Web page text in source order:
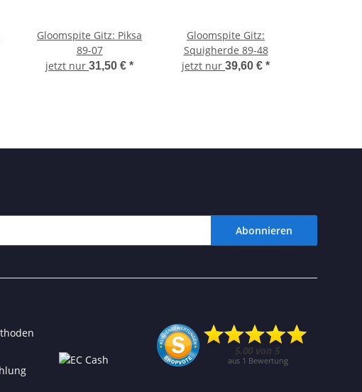
Gloomspite Gitz: Piksa
89-07
jetzt nur 31,50 € *
Gloomspite Gitz:
Squigherde 89-48
jetzt nur 39,60 € *
Abonnieren